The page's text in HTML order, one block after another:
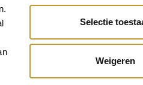
Selectie
Weigeren
Hi babe 💕
Ontvang 10% korting op je
van nieuwe collecties,